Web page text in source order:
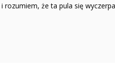
rozumiem, że ta pula się